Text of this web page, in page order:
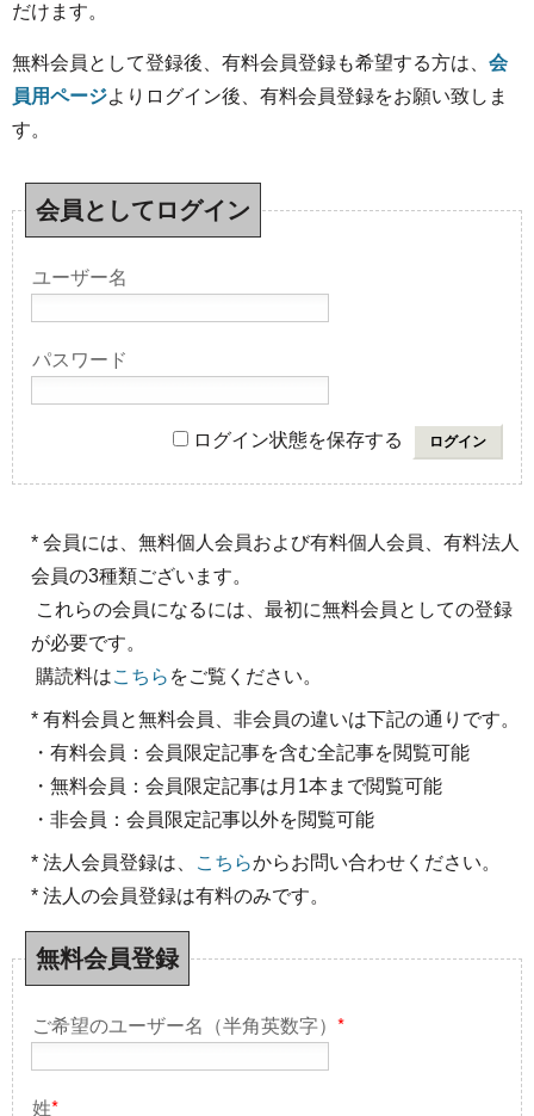
だけます。
無料会員として登録後、有料会員登録も希望する方は、 会
員用ページよりログイン後、有料会員登録をお願い致しま
す。
会員としてログイン
ユーザー名
パスワード
ログイン状態を保存する
* 会員には、無料個人会員および有料個人会員、有料法人
会員の3種類ございます。
これらの会員になるには、最初に無料会員としての登録
が必要です。
購読料はこちら をご覧ください。
* 有料会員と無料会員、非会員の違いは下記の通りです。
・有料会員：会員限定記事を含む全記事を閲覧可能
・無料会員：会員限定記事は月1本まで閲覧可能
・非会員：会員限定記事以外を閲覧可能
* 法人会員登録は、 こちらからお問い合わせください。
* 法人の会員登録は有料のみです。
無料会員登録
ご希望のユーザー名（半角英数字） *
姓*